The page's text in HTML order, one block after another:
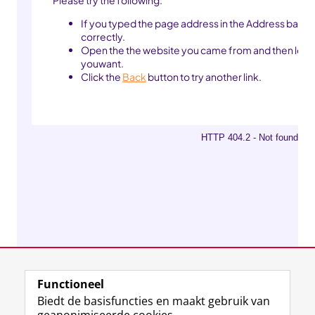
Functioneel
Biedt de basisfuncties en maakt gebruik van